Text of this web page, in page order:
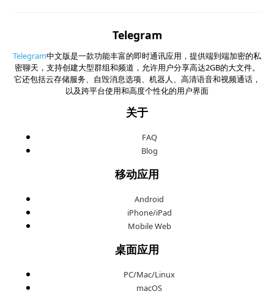
Telegram
Telegram中文版是一款功能丰富的即时通讯应用，提供端到端加密的私
密聊天，支持创建大型群组和频道，允许用户分享高达2GB的大文件。
它还包括云存储服务、自毁消息选项、机器人、高清语音和视频通话，
以及跨平台使用和高度个性化的用户界面
关于
FAQ
Blog
移动应用
Android
iPhone/iPad
Mobile Web
桌面应用
PC/Mac/Linux
macOS